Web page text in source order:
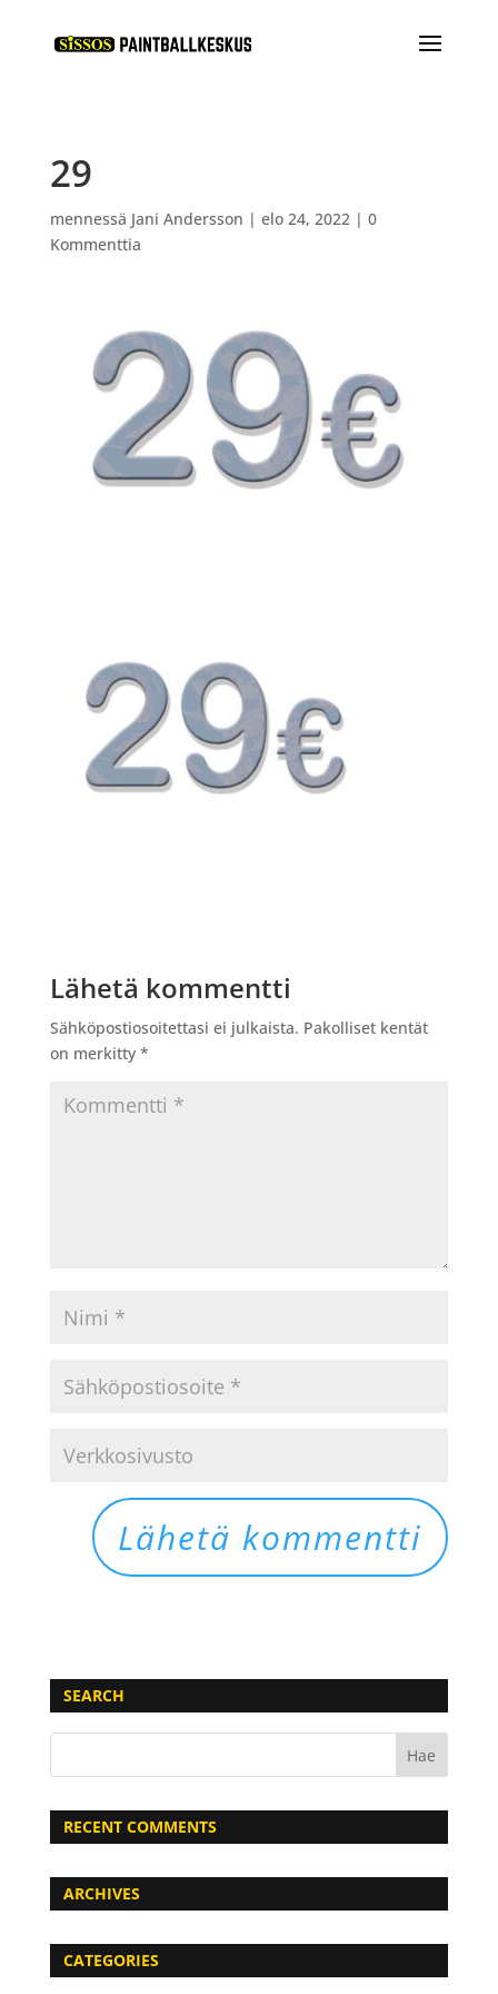
29
mennessä Jani Andersson | elo 24, 2022| 0
Kommenttia
Lähetä kommentti
Sähköpostiosoitettasi ei julkaista. Pakolliset kentät
on merkitty *
SEARCH
RECENT COMMENTS
ARCHIVES
CATEGORIES